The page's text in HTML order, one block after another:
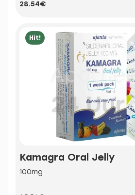
28.54€
Hit!
Kamagra Oral Jelly
100mg